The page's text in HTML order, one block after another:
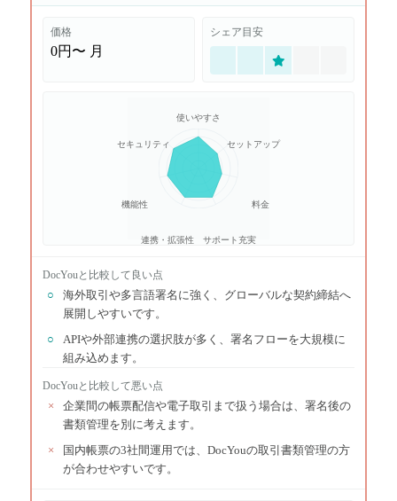
価格
0円〜 月
シェア目安
使いやすさ
セットアップ
料金
サポート充実
連携・拡張性
機能性
セキュリティ
DocYouと比較して良い点
○
海外取引や多言語署名に強く、グローバルな契約締結へ
展開しやすいです。
○
APIや外部連携の選択肢が多く、署名フローを大規模に
組み込めます。
DocYouと比較して悪い点
×
企業間の帳票配信や電子取引まで扱う場合は、署名後の
書類管理を別に考えます。
×
国内帳票の3社間運用では、DocYouの取引書類管理の方
が合わせやすいです。